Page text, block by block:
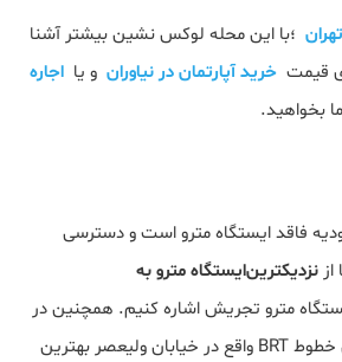
؛با این محله لوکس نشین بیشتر آشنا
قیمت خرید آپارتمان در نیاوران و یا اجاره
ما بخواهید.
فاقد ایستگاه مترو است و دسترسی
نزدیکترین‌ایستگاه مترو به
مترو تجریش اشاره کنیم. همچنین در
رابطه با ایستگاه اتوبوس خطوط BRT واقع در خیابان ولیعصر بهترین